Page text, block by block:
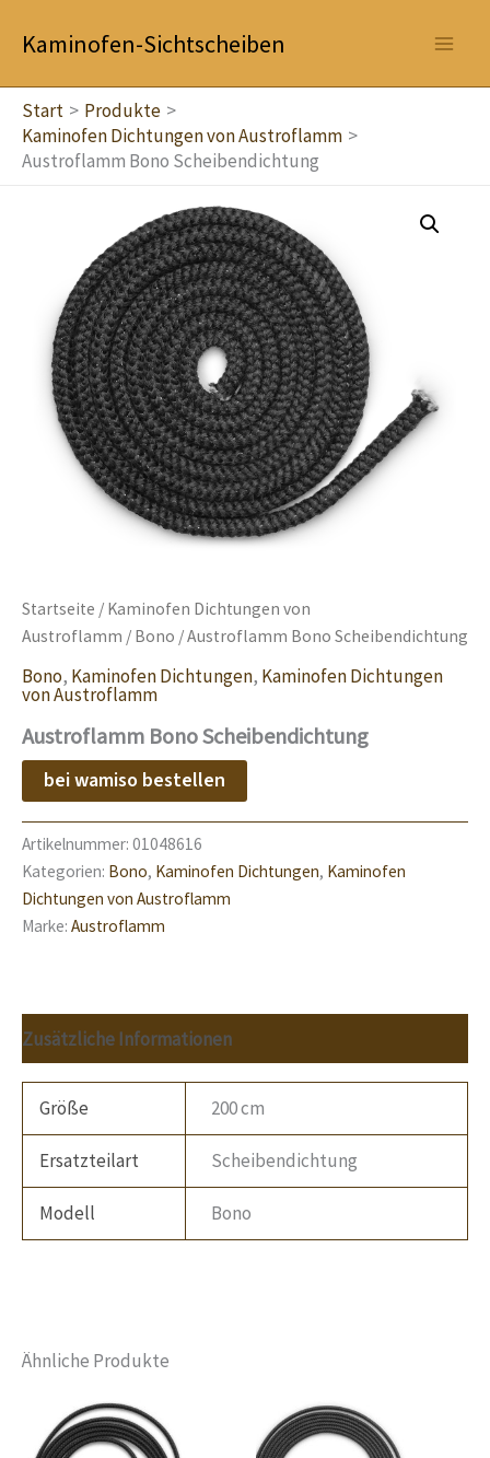
InhaltKaminofen-Sichtscheiben
Start
Produkte
Kaminofen Dichtungen von Austroflamm
Austroflamm Bono Scheibendichtung
Startseite / Kaminofen Dichtungen von
Austroflamm / Bono / Austroflamm Bono Scheibendichtung
Bono, Kaminofen Dichtungen, Kaminofen Dichtungen
von Austroflamm
Austroflamm Bono Scheibendichtung
bei wamiso bestellen
Artikelnummer: 01048616
Kategorien: Bono, Kaminofen Dichtungen, Kaminofen
Dichtungen von Austroflamm
Marke: Austroflamm
Zusätzliche Informationen
Größe 200 cm
Ersatzteilart Scheibendichtung
Modell Bono
Ähnliche Produkte